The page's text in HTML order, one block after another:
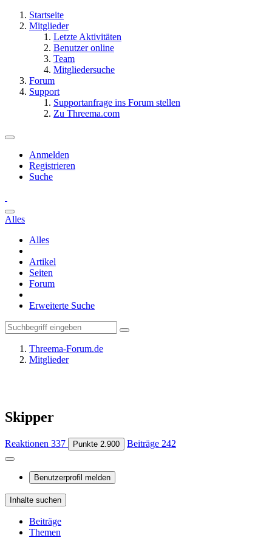
Startseite
Mitglieder
Letzte Aktivitäten
Benutzer online
Team
Mitgliedersuche
Forum
Support
Supportanfrage ins Forum stellen
Zu Threema.com
Anmelden
Registrieren
Suche
Alles
Alles
Artikel
Seiten
Forum
Erweiterte Suche
Threema-Forum.de
Mitglieder
Skipper
Reaktionen 337 Punkte 2.900 Beiträge 242
Benutzerprofil melden
Inhalte suchen
Beiträge
Themen